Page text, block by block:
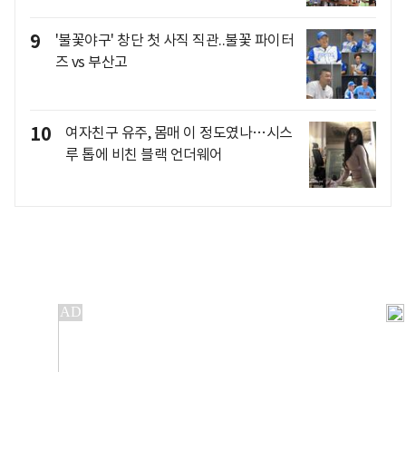
9
'불꽃야구' 창단 첫 사직 직관..불꽃 파이터
즈 vs 부산고
10
여자친구 유주, 몸매 이 정도였나…시스
루 톱에 비친 블랙 언더웨어